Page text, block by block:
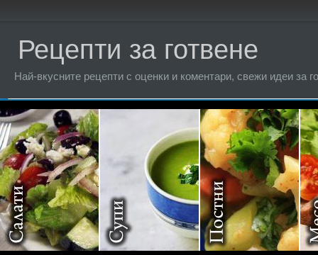
Рецепти за готвене
Най-вкусните рецепти с оценки и коментари, свежи идеи за